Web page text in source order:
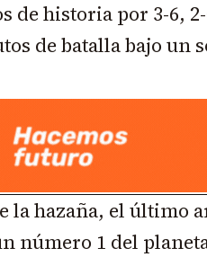
de historia por 3-6, 2-
de batalla bajo un
la hazaña, el último
número 1 del